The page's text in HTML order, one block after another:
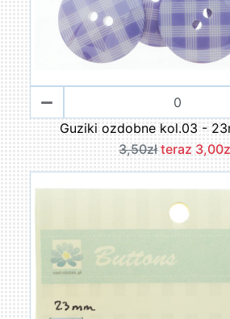
Guziki ozdobne kol.03 -
3,50zł teraz